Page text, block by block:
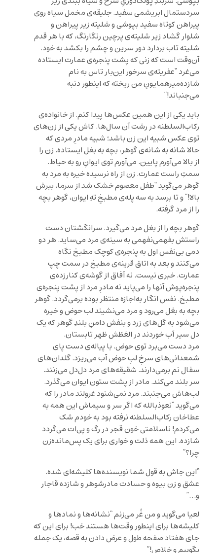
سردستمال ابریشمی سفید. جلیقه‌ی مخمل سیاه روی
پیراهن کوتاه سفید بپوشی و شلیته زیر پیراهن و
شلوار گشاد زیر شلیته‌ی پرچین رنگارنگ، که با هر قدم
شلیته تاب بردارد دور سرین و چشم را بکشد به خود.
آن‌وقت است که زنی که پشت پنجره‌ی عمارت ایستاده
می‌غرد “عفریته‌ی سرخور این‌بار تاس به نام
شازده‌میرهمایونِ من ریخته که اینطور دنبه
می‌جنباند!”
باید یکی از این همین عکس‌ها پیدا کنم. از خانواده‌ی
رکاب‌السلطنه در رشت آن سال‌ها. کاش یکی از زن‌های
توی عکس شبیه این زن باشد؛ شبیه مادرِ مردی که
حالا شانه به شانه‌ی گوهر، بچه به بغل ایستاده. زن را
از بالا می‌آورم پایین. می‌آورم توی ایوانِ رو به حیاط.
سمتِ راست عمارت. زن از راه نرسیده خیره به مرد به
گوهر می‌گوید “طفل معصوم خشک شد از سرما، ببرش
بالا!” و تا برسد به سه پله‌ی مطبخِ تهِ ایوان، گوهر بچه
را از مرد گرفته.
گوهر بچه را از بغل مرد می‌گیرد. سرانگشتان دست
راستش بفهمی‌نفهمی به سینه‌ی مرد می‌ساید. هر دو
دمی بی‌نفس اول به پنجره‌ی کوچک مطبخ نگاه
می‌کنند و بعد به اتاق قرینه‌ی مطبخ در سمت چپ
عمارت. خبری نیست. نه آفاق از گوشه‌ی کنارزده‌ی
پنجره‌پوش آنها را می‌پاید نه مادرِ مرد از پشت پنجره‌ی
مطبخ. نفس انگار به‌اجازه منتظر بوده برمی‌گردد. گوهر
بچه به بغل می‌رود و مرد می‌نشیند لب حوض و خیره
می‌شود به گل‌های زرد و بنفش دامنِ بلندِ گوهر که یک
دل سیر آب خوردند در العَطَش ظهر تابستان.
مرد دست می‌برد توی حوض. با پیاله‌ی دست پای
شمعدانی‌های سرخِ لبِ حوض آب می‌ریزد. گلدان‌های
سفال نم برمی‌دارند. شقیقه‌های مرد دل‌دل می‌زنند.
سر بلند می‌کند. مادر از پشت ستون ایوان می‌گذرد.
لب‌هاش می‌جنبند. مرد نمی‌شنود غرولند مادر را که
می‌گوید “نعوذبالله که اگر سر و سیماش این همه به
عطاخان رکاب‌السلطنه نرفته بود به خودم شک
می‌کردم! ناسلامتی خون قجر در رگ و پی‌ات می‌گردد
شازده. این همه ذلت و خواری برای یک پس‌مانده‌زن
چرا؟”
“این جاش به قول شما نویسنده‌ها کلیشه‌ای شده.
عشق و زن بیوه و حسادت مادرشوهر و شازده قاجار
و…”
لعیا می‌گوید و من غُر می‌زنم “نشانه‌ها و نمادها و
کلیشه‌ها برای اینطور وقت‌ها هستند خب! برای این که
جای هفتاد صفحه طول و عرض دادن به قصه، یک جمله
بگوییم و خلاص!”